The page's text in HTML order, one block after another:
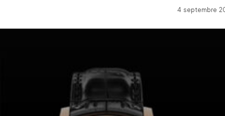
4 septembre